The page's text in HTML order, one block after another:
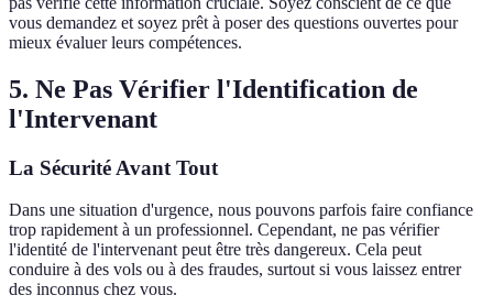
vous demandez et soyez prêt à poser des questions ouvertes pour
mieux évaluer leurs compétences.
5. Ne Pas Vérifier l'Identification de
l'Intervenant
La Sécurité Avant Tout
Dans une situation d'urgence, nous pouvons parfois faire confiance
trop rapidement à un professionnel. Cependant, ne pas vérifier
l'identité de l'intervenant peut être très dangereux. Cela peut
conduire à des vols ou à des fraudes, surtout si vous laissez entrer
des inconnus chez vous.